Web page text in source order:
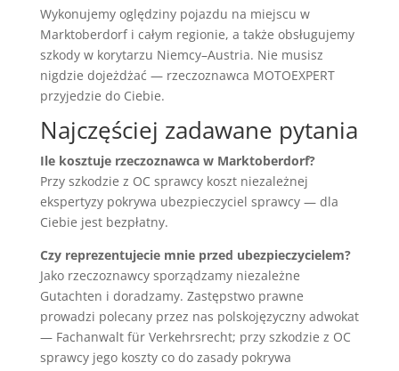
Wykonujemy oględziny pojazdu na miejscu w
Marktoberdorf i całym regionie, a także obsługujemy
szkody w korytarzu Niemcy–Austria. Nie musisz
nigdzie dojeżdżać — rzeczoznawca MOTOEXPERT
przyjedzie do Ciebie.
Najczęściej zadawane pytania
Ile kosztuje rzeczoznawca w Marktoberdorf?
Przy szkodzie z OC sprawcy koszt niezależnej
ekspertyzy pokrywa ubezpieczyciel sprawcy — dla
Ciebie jest bezpłatny.
Czy reprezentujecie mnie przed ubezpieczycielem?
Jako rzeczoznawcy sporządzamy niezależne
Gutachten i doradzamy. Zastępstwo prawne
prowadzi polecany przez nas polskojęzyczny adwokat
— Fachanwalt für Verkehrsrecht; przy szkodzie z OC
sprawcy jego koszty co do zasady pokrywa